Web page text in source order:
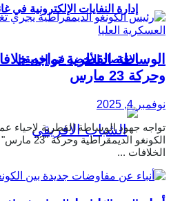
إدارة النفايات الإلكترونية
الاقتصاد الأخضر في إفريقيا
الوساطة القطرية تواجه
وحركة 23 مارس
نوفمبر 4, 2025
تواجه جهود الوساطة القطرية لإحياء
الكونغو
الخلافات ...